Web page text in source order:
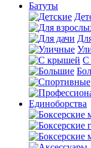
Батуты
С
Единоборства